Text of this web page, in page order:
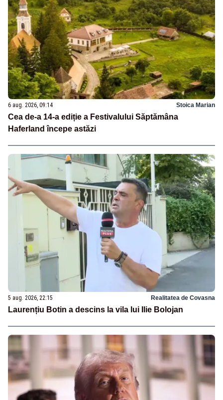
6 aug. 2026, 09:14 Stoica Marian
Cea de-a 14-a ediție a Festivalului Săptămâna
Haferland începe astăzi
5 aug. 2026, 22:15 Realitatea de Covasna
Laurențiu Botin a descins la vila lui Ilie Bolojan